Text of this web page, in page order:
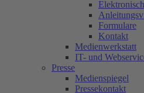
Formulare
Kontakt
Medienwerkstatt
IT- und
Presse
Medienspiegel
Pressekontakt